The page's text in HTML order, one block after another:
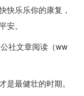
快乐乐你的康复，
。
社文章阅读（ww
最健壮的时期。